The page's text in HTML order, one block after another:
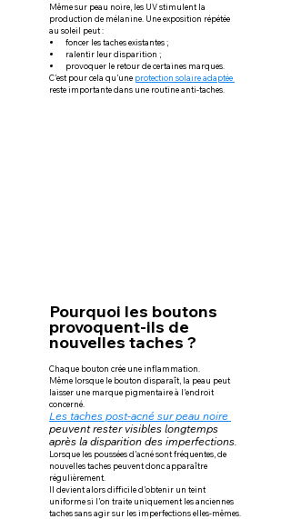
Même sur peau noire, les UV stimulent la
production de mélanine. Une exposition répétée
au soleil peut :
foncer les taches existantes ;
ralentir leur disparition ;
provoquer le retour de certaines marques.
C’est pour cela qu’une protection solaire adaptée
reste importante dans une routine anti-taches.
Pourquoi les boutons
provoquent-ils de
nouvelles taches ?
Chaque bouton crée une inflammation.
Même lorsque le bouton disparaît, la peau peut
laisser une marque pigmentaire à l’endroit
concerné.
Les taches post-acné sur peau noire
peuvent rester visibles longtemps
après la disparition des imperfections.
Lorsque les poussées d’acné sont fréquentes, de
nouvelles taches peuvent donc apparaître
régulièrement.
Il devient alors difficile d’obtenir un teint
uniforme si l’on traite uniquement les anciennes
taches sans agir sur les imperfections elles-mêmes.